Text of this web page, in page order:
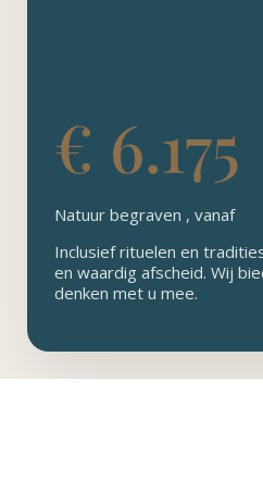
€ 6.175
Natuur begraven , vanaf
Inclusief rituelen en
en waardig afscheid. Wij
denken met u mee.